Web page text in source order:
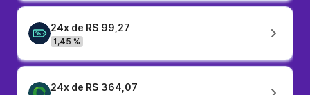
24x de R$ 99,27
1,45 %
24x de R$ 364,07